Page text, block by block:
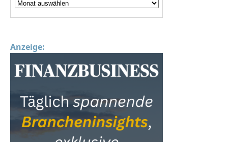
Anzeige: